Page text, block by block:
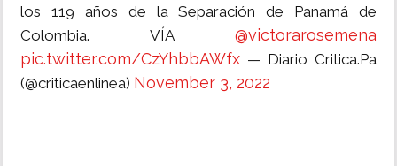
los 119 años de la Separación de Panamá de
Colombia. VÍA @victorarosemena
pic.twitter.com/CzYhbbAWfx — Diario Critica.Pa
(@criticaenlinea) November 3, 2022